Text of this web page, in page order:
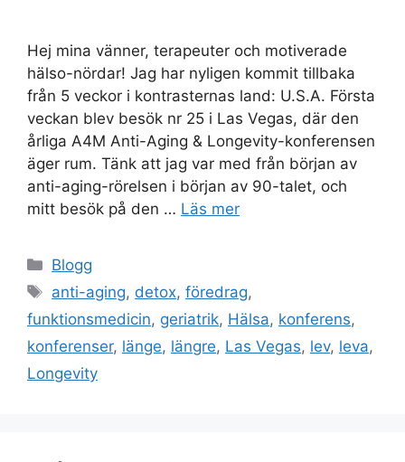
Hej mina vänner, terapeuter och motiverade
hälso-nördar! Jag har nyligen kommit tillbaka
från 5 veckor i kontrasternas land: U.S.A. Första
veckan blev besök nr 25 i Las Vegas, där den
årliga A4M Anti-Aging & Longevity-konferensen
äger rum. Tänk att jag var med från början av
anti-aging-rörelsen i början av 90-talet, och
mitt besök på den … Läs mer
Kategorier
Blogg
Etiketter
anti-aging, detox,föredrag,
funktionsmedicin, geriatrik, Hälsa, konferens,
konferenser, länge, längre, Las Vegas, lev, leva,
Longevity